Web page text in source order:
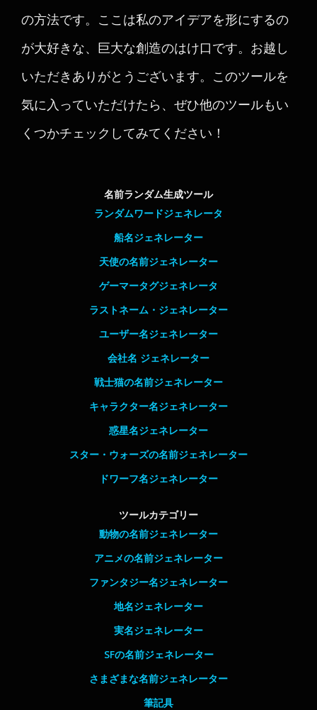
の方法です。ここは私のアイデアを形にするの
が大好きな、巨大な創造のはけ口です。お越し
いただきありがとうございます。このツールを
気に入っていただけたら、ぜひ他のツールもい
くつかチェックしてみてください！
名前ランダム生成ツール
ランダムワードジェネレータ
船名ジェネレーター
天使の名前ジェネレーター
ゲーマータグジェネレータ
ラストネーム・ジェネレーター
ユーザー名ジェネレーター
会社名 ジェネレーター
戦士猫の名前ジェネレーター
キャラクター名ジェネレーター
惑星名ジェネレーター
スター・ウォーズの名前ジェネレーター
ドワーフ名ジェネレーター
ツールカテゴリー
動物の名前ジェネレーター
アニメの名前ジェネレーター
ファンタジー名ジェネレーター
地名ジェネレーター
実名ジェネレーター
SFの名前ジェネレーター
さまざまな名前ジェネレーター
筆記具